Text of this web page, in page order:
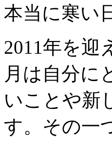
本当に寒い
2011年を迎
月は自分に
いことや新
す。その一